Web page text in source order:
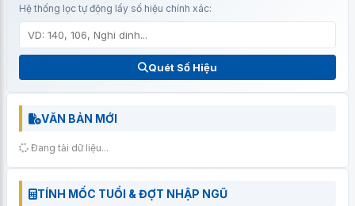
Hệ thống lọc tự động lấy số hiệu chính xác:
Quét Số Hiệu
VĂN BẢN MỚI
Đang tải dữ liệu...
TÍNH MỐC TUỔI & ĐỢT NHẬP NGŨ